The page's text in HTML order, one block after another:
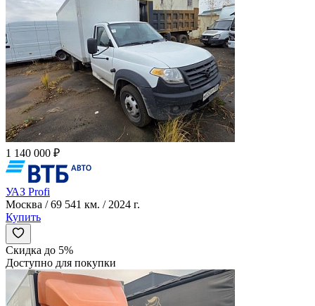
1 140 000 ₽
УАЗ Profi
Москва / 69 541 км. / 2024 г.
Купить
Скидка до 5%
Доступно для покупки